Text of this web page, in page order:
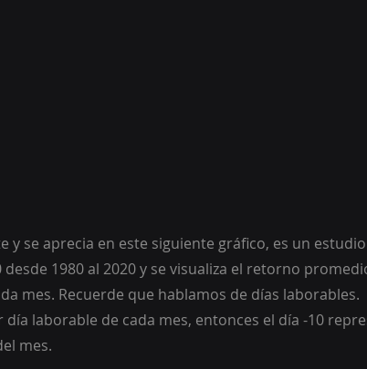
y se aprecia en este siguiente gráfico, es un
1980 al 2020 y se visualiza el retorno
mes. Recuerde que hablamos de días laborables.
laborable de cada mes, entonces el día -10
mes.